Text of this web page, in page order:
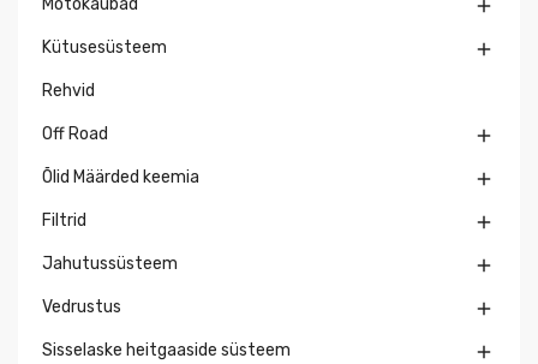
Motokaubad 
Kütusesüsteem 
Rehvid
Off Road 
Õlid Määrded keemia 
Filtrid 
Jahutussüsteem 
Vedrustus 
Sisselaske heitgaaside süsteem 